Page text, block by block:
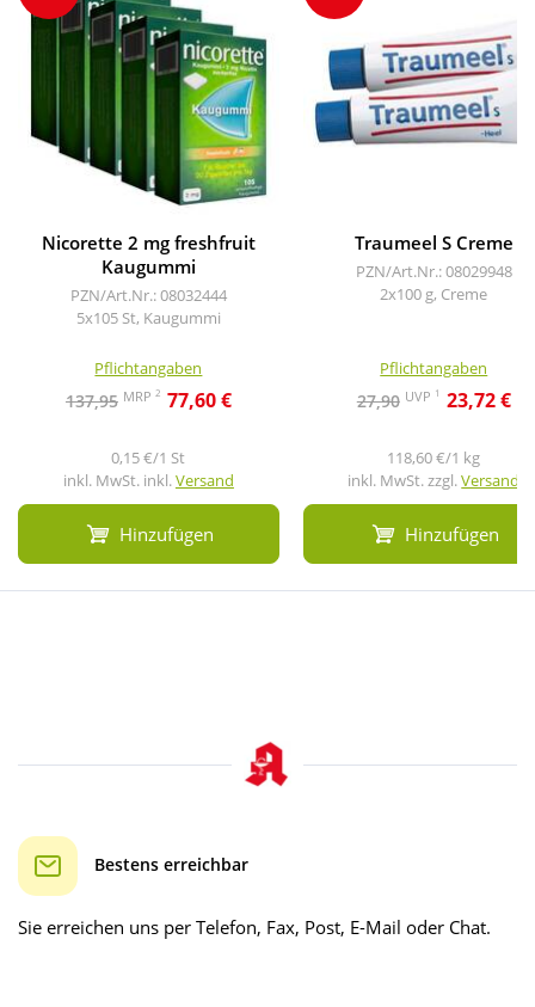
Nicorette 2 mg freshfruit
Kaugummi
PZN/Art.Nr.: 08032444
5x105 St, Kaugummi
Pflichtangaben
137,95 MRP 2 77,60 €
0,15 €/1 St
inkl. MwSt. inkl.Versand
Hinzufügen
Traumeel S Creme
PZN/Art.Nr.: 08029948
2x100 g, Creme
Pflichtangaben
27,90 UVP 1 23,72 €
118,60 €/1 kg
inkl. MwSt. zzgl.Versand
Hinzufügen
Bestens erreichbar
Sie erreichen uns per Telefon, Fax, Post, E-Mail oder Chat.